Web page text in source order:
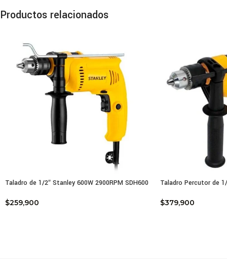
El
Productos relacionados
Taladro de 1/2″ Stanley 600W 2900RPM SDH600
$259,900
Taladro Percutor de
$379,900